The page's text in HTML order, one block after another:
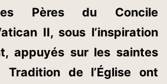
Pères du Concile
II, sous l’inspiration
appuyés sur les saintes
de l’Église ont